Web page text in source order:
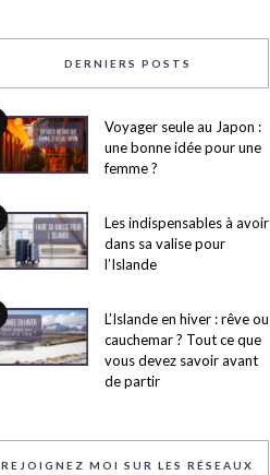
DERNIERS POSTS
Voyager seule au Japon :
une bonne idée pour une
femme ?
Les indispensables à avoir
dans sa valise pour
l’Islande
L’Islande en hiver : rêve ou
cauchemar ? Tout ce que
vous devez savoir avant
de partir
REJOIGNEZ MOI SUR LES RÉSEAUX